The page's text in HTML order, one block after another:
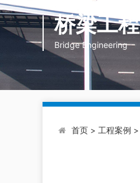
桥梁工程
Bridge Engineering
首页> 工程案例 >